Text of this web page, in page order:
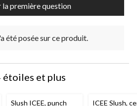
la première question
été posée sur ce produit.
étoiles et plus
Slush ICEE, punch
ICEE Slush,